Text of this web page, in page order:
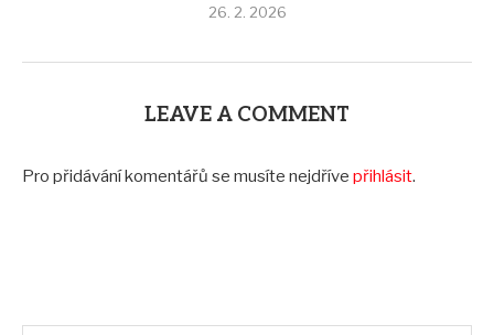
26. 2. 2026
LEAVE A COMMENT
Pro přidávání komentářů se musíte nejdříve přihlásit.